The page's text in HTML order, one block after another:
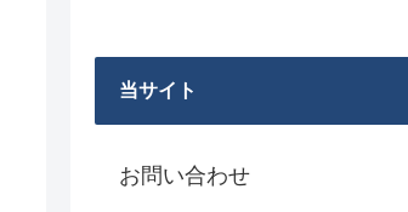
当サイト
お問い合わせ